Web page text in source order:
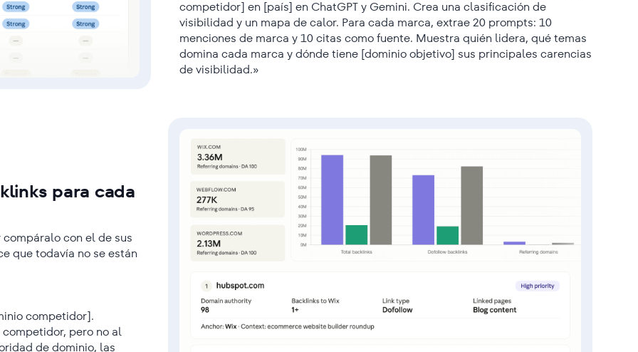
competidor] en [país] en ChatGPT y Gemini. Crea una clasificación de
visibilidad y un mapa de calor. Para cada marca, extrae 20 prompts: 10
menciones de marca y 10 citas como fuente. Muestra quién lidera, qué temas
domina cada marca y dónde tiene [dominio objetivo] sus principales carencias
de visibilidad.»
para cada
con el de sus
que todavía no se están
competidor].
pero no al
de dominio, las